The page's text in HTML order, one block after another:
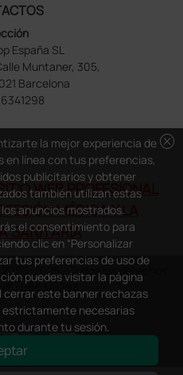
España SL
Muntaner, 305,
Barcelona
WEB PROFESIONAL
MÉDICA Y LA
SANITARIA
2026 - Todos los derechos
B66341298
cancel
la mejor experiencia de
línea con tus preferencias,
publicitarios y obtener
también utilizan estas
anuncios mostrados.
el consentimiento para
clic en “Personalizar
tus preferencias de uso de
puedes visitar la página
cerrar este banner rechazas
necesarias
durante tu sesión.